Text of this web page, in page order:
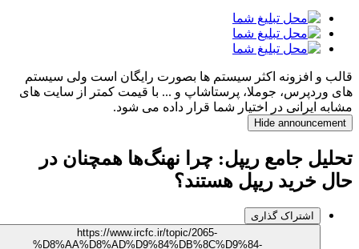
و افزونه اکثر سیستم ها بصورت رایگان است ولی سیستم
وردپرس، جوملا، پرستاشاپ و ... با قیمت کمتر از سایت های
ایرانی در اختیار شما قرار داده می شود.
Hide
جامع ریپل: چرا نهنگ‌ها همچنان در
خرید ریپل هستند؟
اشتراک گذاری
https://www.ircfc.ir/topic/2065-
%D8%AA%D8%AD%D9%84%DB%8C%D9%84-